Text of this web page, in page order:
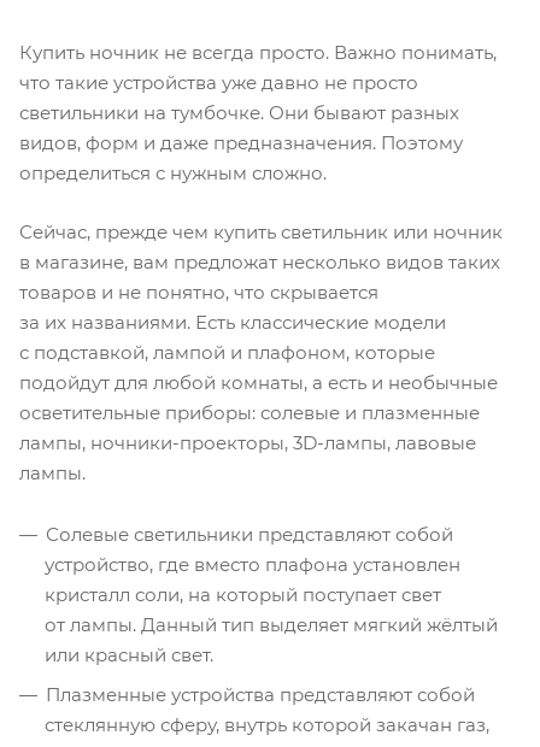
Купить ночник не всегда просто. Важно понимать,
что такие устройства уже давно не просто
светильники на тумбочке. Они бывают разных
видов, форм и даже предназначения. Поэтому
определиться с нужным сложно.
Сейчас, прежде чем купить светильник или ночник
в магазине, вам предложат несколько видов таких
товаров и не понятно, что скрывается
за их названиями. Есть классические модели
с подставкой, лампой и плафоном, которые
подойдут для любой комнаты, а есть и необычные
осветительные приборы: солевые и плазменные
лампы, ночники-проекторы, 3D-лампы, лавовые
лампы.
Солевые светильники представляют собой
устройство, где вместо плафона установлен
кристалл соли, на который поступает свет
от лампы. Данный тип выделяет мягкий жёлтый
или красный свет.
Плазменные устройства представляют собой
стеклянную сферу, внутрь которой закачан газ,